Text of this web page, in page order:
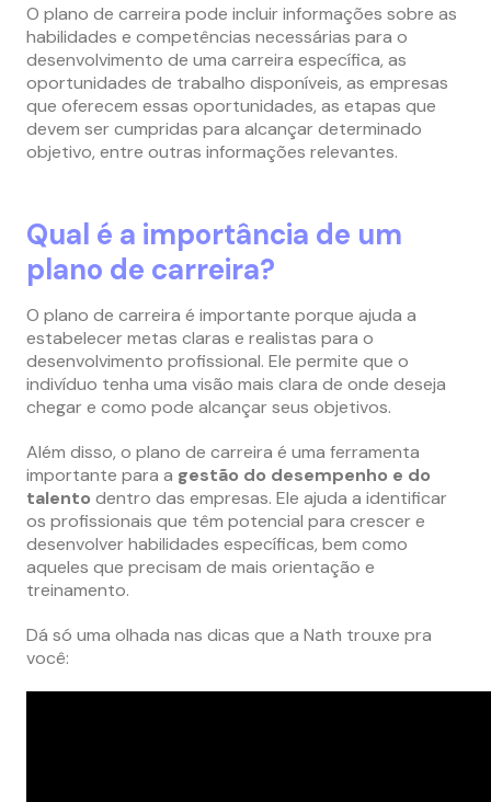
O plano de carreira pode incluir informações sobre as
habilidades e competências necessárias para o
desenvolvimento de uma carreira específica, as
oportunidades de trabalho disponíveis, as empresas
que oferecem essas oportunidades, as etapas que
devem ser cumpridas para alcançar determinado
objetivo, entre outras informações relevantes.
Qual é a importância de um
plano de carreira?
O plano de carreira é importante porque ajuda a
estabelecer metas claras e realistas para o
desenvolvimento profissional. Ele permite que o
indivíduo tenha uma visão mais clara de onde deseja
chegar e como pode alcançar seus objetivos.
Além disso, o plano de carreira é uma ferramenta
importante para a gestão do desempenho e do
talento dentro das empresas. Ele ajuda a identificar
os profissionais que têm potencial para crescer e
desenvolver habilidades específicas, bem como
aqueles que precisam de mais orientação e
treinamento.
Dá só uma olhada nas dicas que a Nath trouxe pra
você: